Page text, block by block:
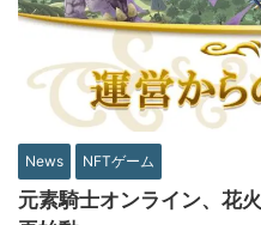
News NFTゲーム
元素騎士オンライン、花